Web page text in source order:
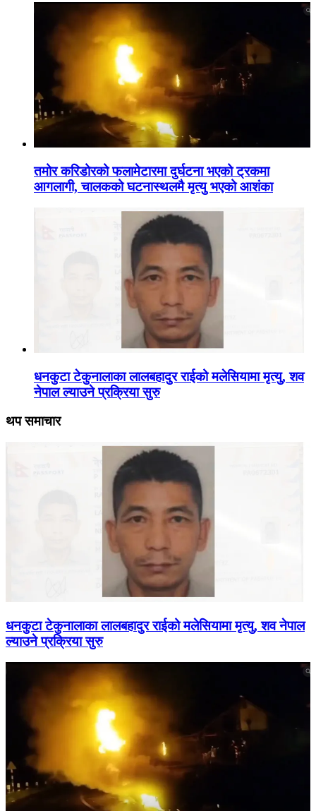
तमोर करिडोरको फलामेटारमा दुर्घटना भएको ट्रकमा
आगलागी, चालकको घटनास्थलमै मृत्यु भएको आशंका
धनकुटा टेकुनालाका लालबहादुर राईको मलेसियामा मृत्यु, शव
नेपाल ल्याउने प्रक्रिया सुरु
थप समाचार
धनकुटा टेकुनालाका लालबहादुर राईको मलेसियामा मृत्यु, शव नेपाल
ल्याउने प्रक्रिया सुरु